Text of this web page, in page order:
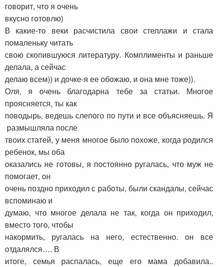
говорит, что я очень
вкусно готовлю)
В какие-то веки расчистила свои стеллажи и стала
помаленьку читать
свою скопившуюся литературу. Комплименты и раньше
делала, а сейчас
делаю всем)) и дочке-я ее обожаю, и она мне тоже)).
Оля, я очень благодарна тебе за статьи. Многое
проясняется, ты как
поводырь, ведешь слепого по пути и все объясняешь. Я
размышляла после
твоих статей, у меня многое было похоже, когда родился
ребенок, мы оба
оказались не готовы, я постоянно ругалась, что муж не
помогает, он
очень поздно приходил с работы, были скандалы, сейчас
вспоминаю и
думаю, что многое делала не так, когда он приходил,
вместо того, чтобы
накормить, ругалась на него, естественно. он все
отдалялся…. В
итоге, семья распалась, еще его мама добавила..